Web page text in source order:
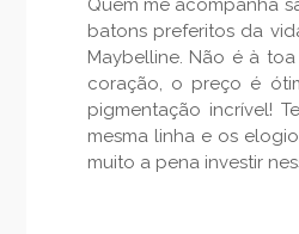
Quem me acompanha
batons preferitos da
Maybelline. Não é à
coração, o preço é
pigmentação incrível!
mesma linha e os
muito a pena investir